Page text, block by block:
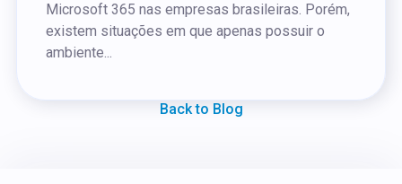
Microsoft 365 nas empresas brasileiras. Porém,
existem situações em que apenas possuir o
ambiente...
Back to Blog